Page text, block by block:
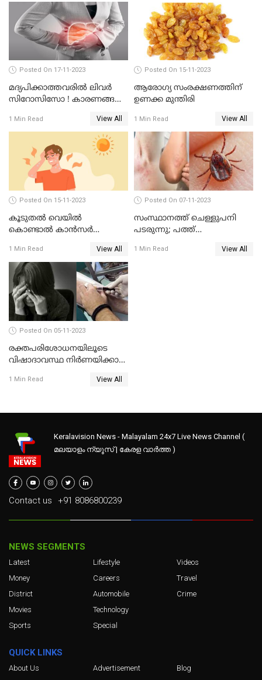
Posted On 17-11-2023
മദ്യപിക്കാത്തവരില്‍ ലിവര്‍
സിറോസിസോ ! കാരണങ്ങള്‍
1 Min Read View All
Posted On 15-11-2023
ആരോഗ്യ സംരക്ഷണത്തിന്
ഉണക്ക മുന്തിരി
1 Min Read View All
Posted On 15-11-2023
കൂടുതൽ വെയിൽ
കൊണ്ടാൽ കാൻസർ
1 Min Read View All
Posted On 07-11-2023
സംസ്ഥാനത്ത് ചെള്ളുപനി
പടരുന്നു; പത്ത്
മരണം
1 Min Read View All
Posted On 05-11-2023
രക്തപരിശോധനയിലൂടെ
വിഷാദാവസ്ഥ നിര്‍ണയിക്കാന്‍
1 Min Read View All
Keralavision News - Malayalam 24x7 Live News Channel (
മലയാളം ന്യൂസ് | കേരള വാർത്ത )
Contact us +91 8086800239
NEWS SEGMENTS
Latest
Money
District
Movies
Sports
Lifestyle
Careers
Automobile
Technology
Special
Videos
Travel
Crime
QUICK LINKS
About Us
Advertisement
Blog